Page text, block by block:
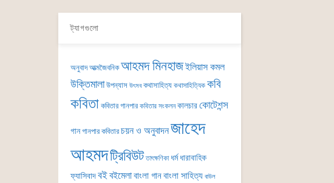
ট্যাগগুলো
অনুবাদ আত্মজৈবনিক আহমদ মিনহাজইলিয়াস কমল
উক্তিমালা উপন্যাস উৎসব কথাসাহিত্য কথাসাহিত্যিক কবি
কবিতা কবিতার গানপার কবিতার সংকলন কালচারকোটেশন্স
গান গানপার কবিতার চয়ন ও অনুবাদনজাহেদ
আহমদট্রিবিউট তাৎক্ষণিকা ধর্ম ধারাবাহিক
ফ্যাসিবাদবইবইমেলাবাংলা গানবাংলা সাহিত্য বাউল